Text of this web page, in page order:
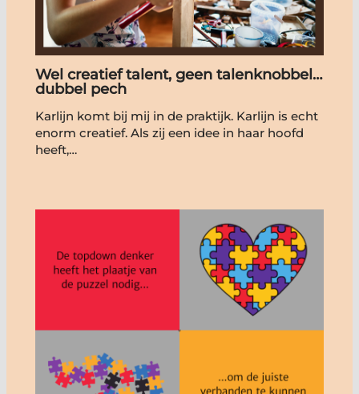
Wel creatief talent, geen talenknobbel…
dubbel pech
Karlijn komt bij mij in de praktijk. Karlijn is echt
enorm creatief. Als zij een idee in haar hoofd
heeft,…